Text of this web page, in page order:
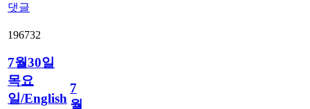
댓글
196732
7월30일
목요
일/English
7
월